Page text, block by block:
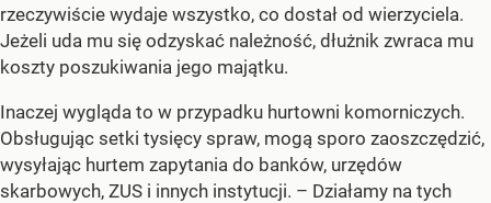
rzeczywiście wydaje wszystko, co dostał od wierzyciela.
Jeżeli uda mu się odzyskać należność, dłużnik zwraca mu
koszty poszukiwania jego majątku.
Inaczej wygląda to w przypadku hurtowni komorniczych.
Obsługując setki tysięcy spraw, mogą sporo zaoszczędzić,
wysyłając hurtem zapytania do banków, urzędów
skarbowych, ZUS i innych instytucji. – Działamy na tych